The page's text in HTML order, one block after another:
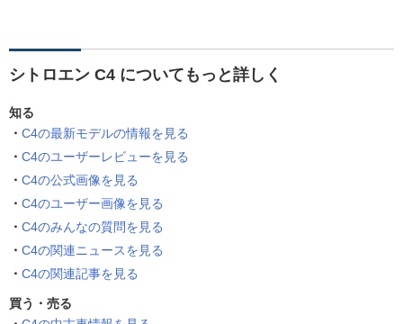
シトロエン C4 についてもっと詳しく
知る
C4の最新モデルの情報を見る
C4のユーザーレビューを見る
C4の公式画像を見る
C4のユーザー画像を見る
C4のみんなの質問を見る
C4の関連ニュースを見る
C4の関連記事を見る
買う・売る